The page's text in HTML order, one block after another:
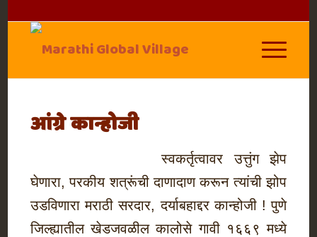
आंग्रे कान्होजी
स्वकर्तृत्वावर उत्तुंग झेप
घेणारा, परकीय शत्रूंची दाणादाण करून त्यांची झोप
उडविणारा मराठी सरदार, दर्याबहाद्दर कान्होजी ! पुणे
जिल्ह्यातील खेडजवळील कालोसे गावी १६६९ मध्ये